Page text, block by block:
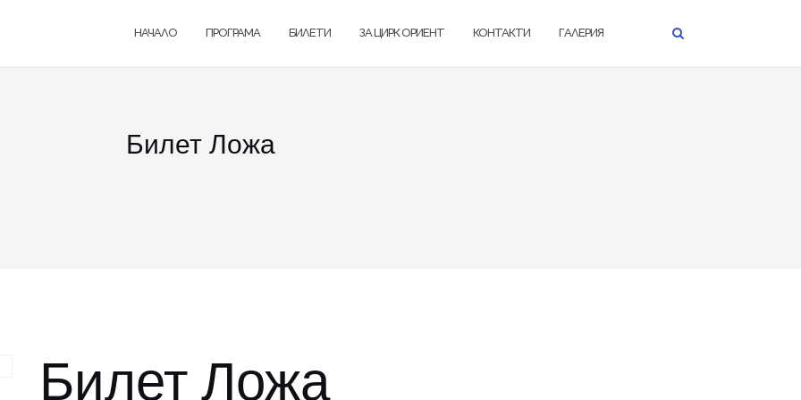
НАЧАЛО ПРОГРАМА БИЛЕТИ ЗА ЦИРК ОРИЕНТ КОНТАКТИ ГАЛЕРИЯ
Билет Ложа
Билет Ложа